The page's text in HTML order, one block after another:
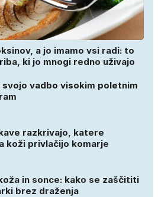
a jo imamo vsi radi: to
ki jo mnogi redno uživajo
vadbo visokim poletnim
razkrivajo, katere
koži privlačijo komarje
in sonce: kako se zaščititi
brez draženja